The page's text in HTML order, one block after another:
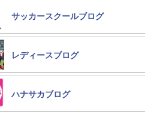
サッカースクールブログ
レディースブログ
ハナサカブログ